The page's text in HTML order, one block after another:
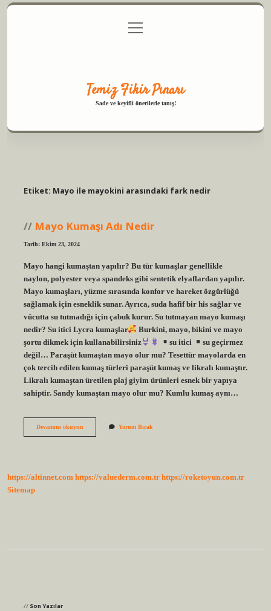
Gizlilik Politikası
menüyü
aç
Temiz Fikir Pınarı
Sade ve keyifli önerilerle tanış!
Etiket: Mayo ile mayokini arasındaki fark nedir
Mayo Kumaşı Adı Nedir
Tarih: Ekim 23, 2024
Mayo hangi kumaştan yapılır? Bu tür kumaşlar genellikle
naylon, polyester veya spandeks gibi sentetik elyaflardan yapılır.
Mayo kumaşları, yüzme sırasında konfor ve hareket özgürlüğü
sağlamak için esneklik sunar. Ayrıca, suda hafif bir his sağlar ve
vücutta su tutmadığı için çabuk kurur. Su tutmayan mayo kumaşı
nedir? Su itici Lycra kumaşlar
Burkini, mayo, bikini ve mayo
şortu dikmek için kullanabilirsiniz
su itici
su geçirmez
değil… Paraşüt kumaştan mayo olur mu? Tesettür mayolarda en
çok tercih edilen kumaş türleri paraşüt kumaş ve likralı kumaştır.
Likralı kumaştan üretilen plaj giyim ürünleri esnek bir yapıya
sahiptir. Sandy kumaştan mayo olur mu? Kumlu kumaş aynı…
Devamını okuyunMayo
Yorum Bırak
https://altinnet.com https://valuederm.com.tr https://roketoyun.com.tr
Sitemap
Son Yazılar